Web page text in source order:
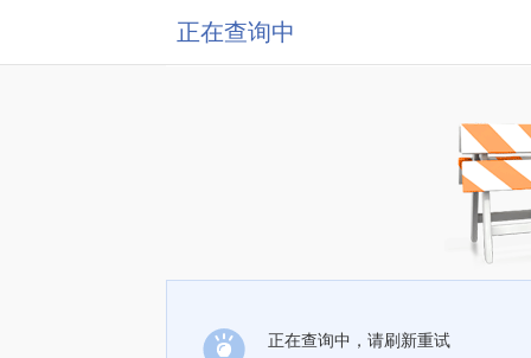
正在查询中
正在查询中，请刷新重试